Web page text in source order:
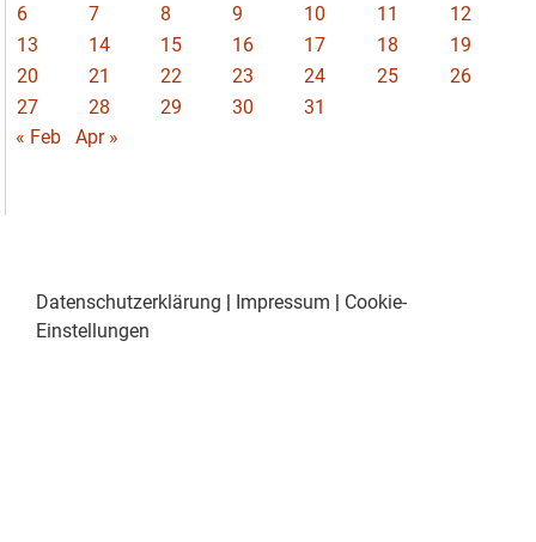
6
7 8 9 10 11
12
13
14 15 16 17 18
19
20
21 22 23 24 25
26
27
28 29 30
31
« Feb
Apr »
Datenschutzerklärung | Impressum | Cookie-
Einstellungen